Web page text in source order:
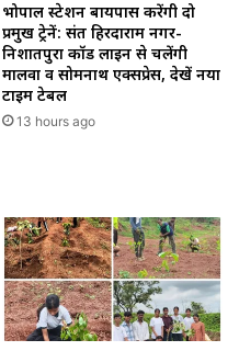
भोपाल स्टेशन बायपास करेंगी दो
प्रमुख ट्रेनें: संत हिरदाराम नगर-
निशातपुरा कॉर्ड लाइन से चलेंगी
मालवा व सोमनाथ एक्सप्रेस, देखें नया
टाइम टेबल
13 hours ago